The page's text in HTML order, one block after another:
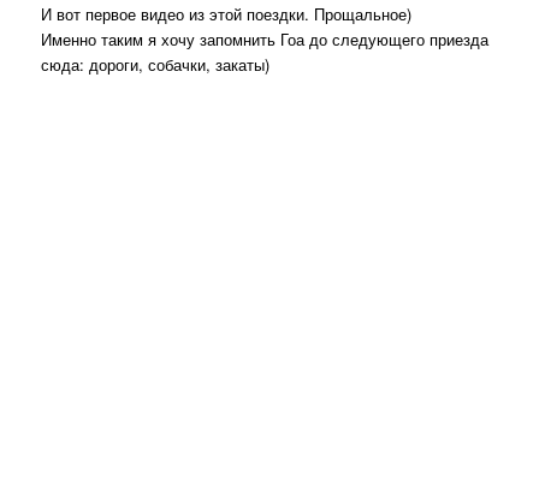
И вот первое видео из этой поездки. Прощальное)
Именно таким я хочу запомнить Гоа до следующего приезда
сюда: дороги, собачки, закаты)